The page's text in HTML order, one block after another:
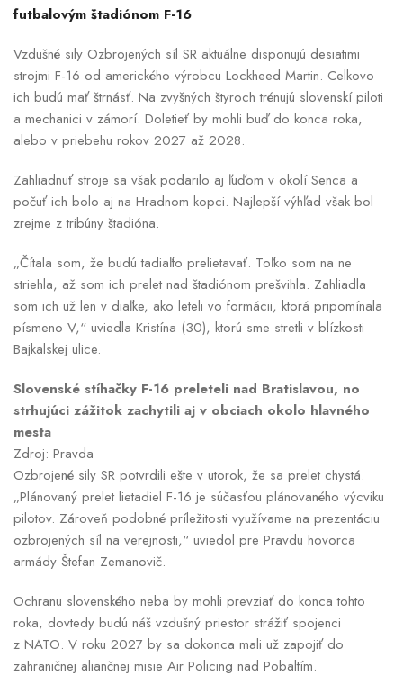
futbalovým štadiónom F-16
Vzdušné sily Ozbrojených síl SR aktuálne disponujú desiatimi
strojmi F-16 od amerického výrobcu Lockheed Martin. Celkovo
ich budú mať štrnásť. Na zvyšných štyroch trénujú slovenskí piloti
a mechanici v zámorí. Doletieť by mohli buď do konca roka,
alebo v priebehu rokov 2027 až 2028.
Zahliadnuť stroje sa však podarilo aj ľuďom v okolí Senca a
počuť ich bolo aj na Hradnom kopci. Najlepší výhľad však bol
zrejme z tribúny štadióna.
„Čítala som, že budú tadiaľto prelietavať. Toľko som na ne
striehla, až som ich prelet nad štadiónom prešvihla. Zahliadla
som ich už len v diaľke, ako leteli vo formácii, ktorá pripomínala
písmeno V,“ uviedla Kristína (30), ktorú sme stretli v blízkosti
Bajkalskej ulice.
Slovenské stíhačky F-16 preleteli nad Bratislavou, no
strhujúci zážitok zachytili aj v obciach okolo hlavného
mesta
Zdroj: Pravda
Ozbrojené sily SR potvrdili ešte v utorok, že sa prelet chystá.
„Plánovaný prelet lietadiel F-16 je súčasťou plánovaného výcviku
pilotov. Zároveň podobné príležitosti využívame na prezentáciu
ozbrojených síl na verejnosti,“ uviedol pre Pravdu hovorca
armády Štefan Zemanovič.
Ochranu slovenského neba by mohli prevziať do konca tohto
roka, dovtedy budú náš vzdušný priestor strážiť spojenci
z NATO. V roku 2027 by sa dokonca mali už zapojiť do
zahraničnej aliančnej misie Air Policing nad Pobaltím.